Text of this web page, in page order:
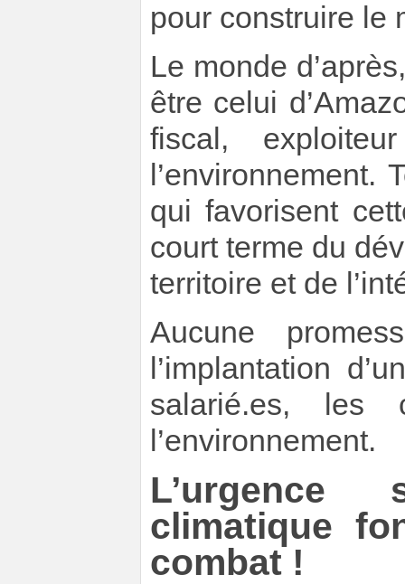
pour construire le
Le monde
être celui
fiscal,
l’environnement.
qui favorisent
court terme du
territoire et de
Aucune
l’implantation
salarié.es, les
l’environnement.
L’urgence
climatique
combat !